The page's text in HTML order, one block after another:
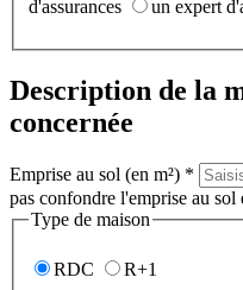
d'assurances
un expert
Description de la
concernée
Emprise au sol (en m²) *
pas confondre l'emprise au sol
Type de maison
RDC R+1